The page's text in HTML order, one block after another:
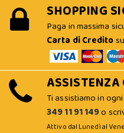
SHOPPING
Paga in massima
Carta di Creditosu
ASSISTENZA
Ti assistiamo in
349 11 91 149o
Attivo dal Lunedì al